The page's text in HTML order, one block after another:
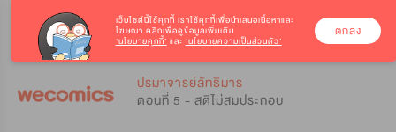
ปรมาจารย์ลัทธิมาร
ตอนที่ 5 - สติไม่สมประกอบ
เว็บไซต์นี้ใช้คุกกี้ เราใช้คุกกี้เพื่อนำเสนอเนื้อหาและ
โฆษณา คลิกเพื่อดูข้อมูลเพิ่มเติม
‘นโยบายคุกกี้’ และ ‘นโยบายความเป็นส่วนตัว’
ตกลง